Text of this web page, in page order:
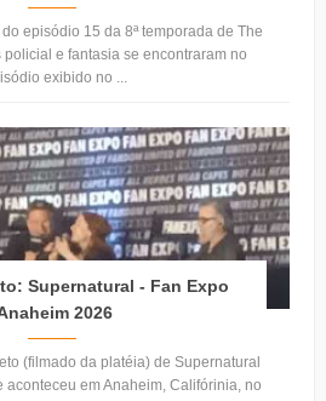
episódio 15 da 8ª temporada de The
e fantasia se encontraram no
exibido no ...
Supernatural - Fan Expo
2026
(filmado da platéia) de Supernatural
aconteceu em Anaheim, Califórinia, no